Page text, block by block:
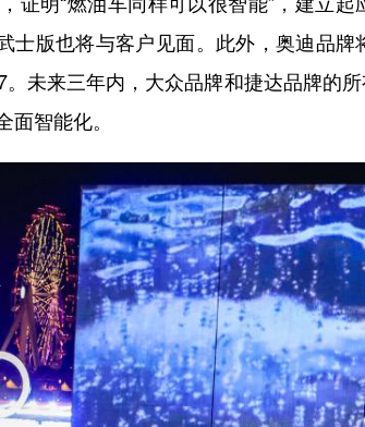
士版也将与客户见面。此外，奥迪品
未来三年内，大众品牌和捷达品牌的
面智能化。